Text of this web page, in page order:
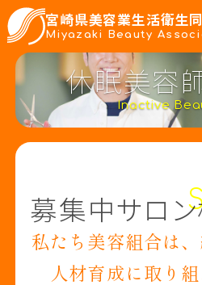
宮崎県美容業生活衛生
Miyazaki Beauty
美容組合について
休眠美容師の方へ
教育事業
共済・融資事業
休眠美容
Inactive
募集中サロ
私たち美容組合は、
人材育成に取り組